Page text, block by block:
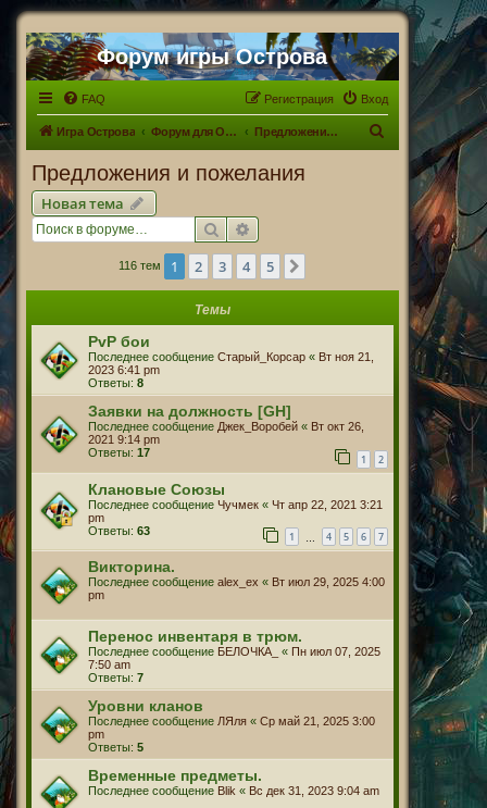
Форум игры Острова
FAQ Вход
Регистрация
Игра Острова Форум для Островитян Предложения и пожелания
Предложения и пожелания
Новая тема
Поиск
116 тем 1 2 3 4 5
Темы
PvP бои
Последнее сообщение Старый_Корсар « Вт ноя 21,
2023 6:41 pm
Ответы: 8
Заявки на должность [GH]
Последнее сообщение Джек_Воробей « Вт окт 26,
2021 9:14 pm
Ответы: 17 1 2
Клановые Союзы
Последнее сообщение Чучмек « Чт апр 22, 2021 3:21
pm
Ответы: 63 1 4 5 6 7
Викторина.
Последнее сообщение alex_ex « Вт июл 29, 2025 4:00
pm
Перенос инвентаря в трюм.
Последнее сообщение БЕЛОЧКА_ « Пн июл 07, 2025
7:50 am
Ответы: 7
Уровни кланов
Последнее сообщение ЛЯля « Ср май 21, 2025 3:00
pm
Ответы: 5
Временные предметы.
Последнее сообщение Blik « Вс дек 31, 2023 9:04 am